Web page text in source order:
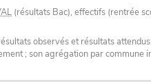
(résultats Bac), effectifs (rentrée
observés et résultats
; son agrégation par commune